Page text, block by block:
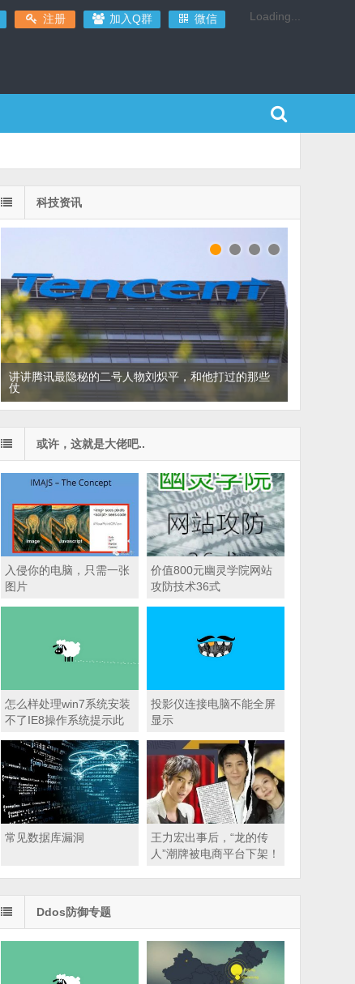
注册 加入Q群 微信 Loading...
科技资讯
讲讲腾讯最隐秘的二号人物刘炽平，和他打过的那些
仗
或许，这就是大佬吧..
入侵你的电脑，只需一张
图片
价值800元幽灵学院网站
攻防技术36式
怎么样处理win7系统安装
不了IE8操作系统提示此
题？
投影仪连接电脑不能全屏
显示
常见数据库漏洞
王力宏出事后，“龙的传
人”潮牌被电商平台下架！
Ddos防御专题